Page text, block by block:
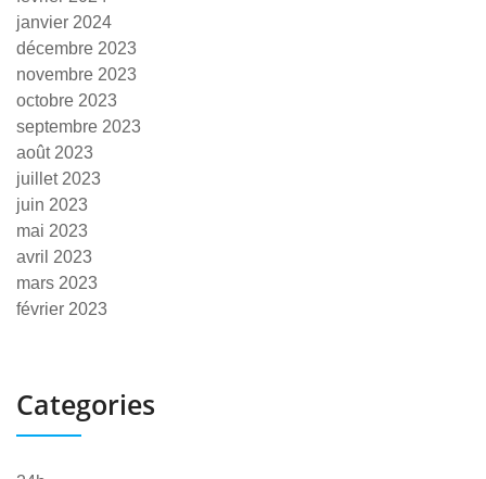
janvier 2024
décembre 2023
novembre 2023
octobre 2023
septembre 2023
août 2023
juillet 2023
juin 2023
mai 2023
avril 2023
mars 2023
février 2023
Categories